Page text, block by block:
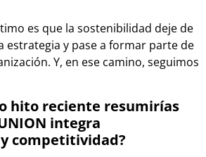
es que la sostenibilidad deje de
estrategia y pase a formar parte de
Y, en ese camino, seguimos
hito reciente resumirías
integra
competitividad?